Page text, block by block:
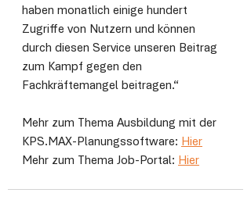
haben monatlich einige hundert
Zugriffe von Nutzern und können
durch diesen Service unseren Beitrag
zum Kampf gegen den
Fachkräftemangel beitragen.“
Mehr zum Thema Ausbildung mit der
KPS.MAX-Planungssoftware: Hier
Mehr zum Thema Job-Portal: Hier